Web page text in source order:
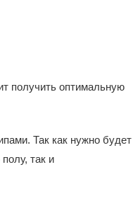
получить оптимальную
Так как нужно будет
так и